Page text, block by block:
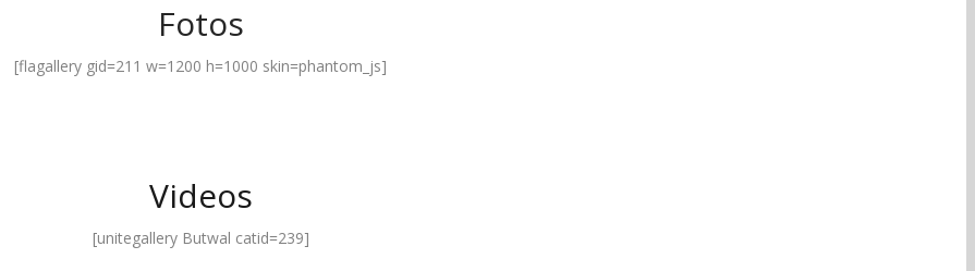
Fotos
[flagallery gid=211 w=1200 h=1000 skin=phantom_js]
Videos
[unitegallery Butwal catid=239]